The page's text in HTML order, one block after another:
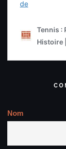
Nom